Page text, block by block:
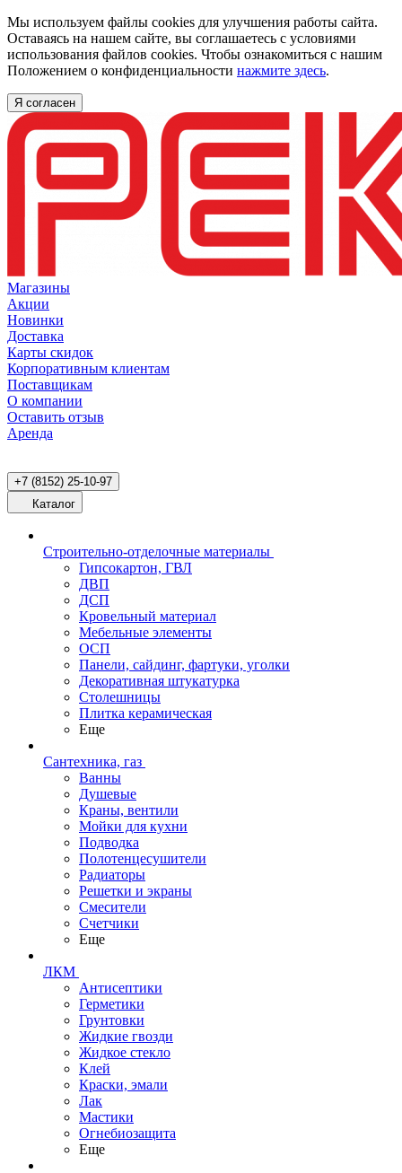
Мы используем файлы cookies для улучшения работы сайта.
Оставаясь на нашем сайте, вы соглашаетесь с условиями
использования файлов cookies. Чтобы ознакомиться с нашим
Положением о конфиденциальности нажмите здесь.
Я согласен
Магазины
Акции
Новинки
Доставка
Карты скидок
Корпоративным клиентам
Поставщикам
О компании
Оставить отзыв
Аренда
+7 (8152) 25-10-97
Каталог
Строительно-отделочные материалы
Гипсокартон, ГВЛ
ДВП
ДСП
Кровельный материал
Мебельные элементы
ОСП
Панели, сайдинг, фартуки, уголки
Декоративная штукатурка
Столешницы
Плитка керамическая
Еще
Сантехника, газ
Ванны
Душевые
Краны, вентили
Мойки для кухни
Подводка
Полотенцесушители
Радиаторы
Решетки и экраны
Смесители
Счетчики
Еще
ЛКМ
Антисептики
Герметики
Грунтовки
Жидкие гвозди
Жидкое стекло
Клей
Краски, эмали
Лак
Мастики
Огнебиозащита
Еще